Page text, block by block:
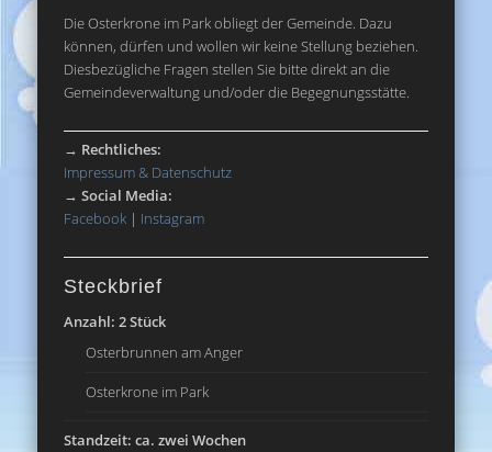
Die Osterkrone im Park obliegt der Gemeinde. Dazu
können, dürfen und wollen wir keine Stellung beziehen.
Diesbezügliche Fragen stellen Sie bitte direkt an die
Gemeindeverwaltung und/oder die Begegnungsstätte.
→ Rechtliches:
Impressum & Datenschutz
→Social Media:
Facebook | Instagram
Steckbrief
Anzahl: 2 Stück
Osterbrunnen am Anger
Osterkrone im Park
Standzeit: ca. zwei Wochen